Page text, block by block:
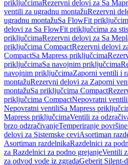
priključcimaRezervni delovi za Sa
ventili za ugradnu montažuRezervni
ugradnu montažuSa FlowFit
delovi za Sa FlowFit priključcima za
priključcimaRezervni delovi za Sa
priključcima CompactRezervni delovi
CompactSa Mapress priključcima
priključcimaSa navojnim priključcima
navojnim priključcimaZaporni ventili i
montažuRezervni delovi za Zaporni
montažuSa priključcima Compact
priključcima CompactNepovratni ventili
Nepovratni ventiliSa Mapress
Mapress priključcimaVentili za
brzo odzračivanjeTemperiranje površine
delovi za Sistemske ceviAsortiman
Asortiman razdelnikaRazdelnici za
za Razdelnici za podno grejanjeVentili
za odvod vode iz zgradaGeberit Silent-